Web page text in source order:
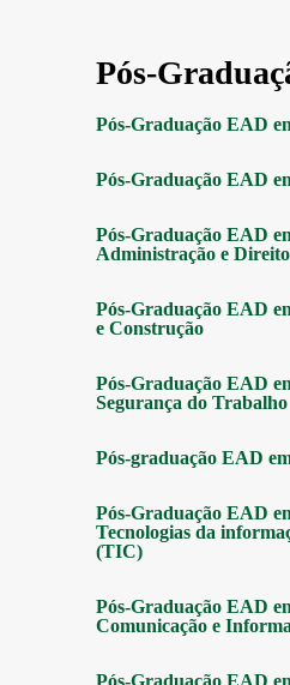
Pós-
Pós-Graduação EAD
Pós-Graduação EAD
Pós-Graduação EAD
Administração e Direito
Pós-Graduação EAD
e Construção
Pós-Graduação EAD
Segurança do Trabalho
Pós-graduação EAD
Pós-Graduação EAD
Tecnologias da
(TIC)
Pós-Graduação EAD
Comunicação e
Pós-Graduação EAD